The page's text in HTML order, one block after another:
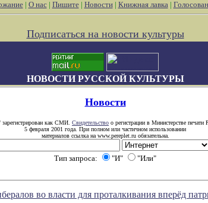
| О нас| Пишите| Новости| Книжная лавка|
Подписаться на новости культуры
НОВОСТИ РУССКОЙ КУЛЬТУРЫ
Новости
зарегистрирован как СМИ. Свидетельство о регистрации в Министерстве
5 февраля 2001 года. При полном или частичном использовании
материалов ссылка на www.pereplet.ru обязательна.
Тип запроса: "И" "Или"
во власти для проталкивания вперёд